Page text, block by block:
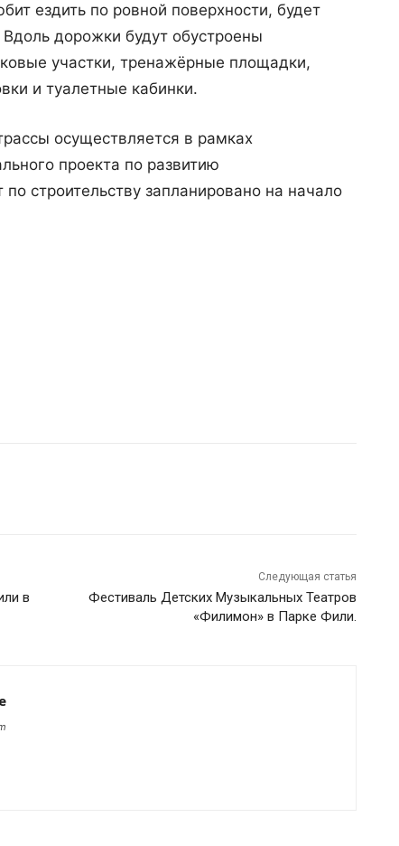
ездить по ровной поверхности, будет
дорожки будут обустроены
участки, тренажёрные площадки,
и туалетные кабинки.
осуществляется в рамках
проекта по развитию
строительству запланировано на начало
в
Следующая статья
Фестиваль Детских Музыкальных Театров
«Филимон» в Парке Фили.